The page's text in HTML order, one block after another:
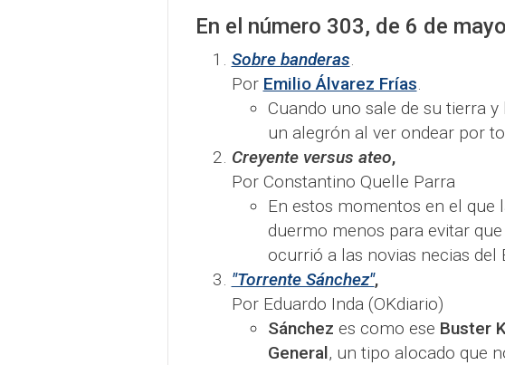
En el número 303, de 6 de mayo
Sobre banderas.
Por Emilio Álvarez Frías.
Cuando uno sale de su tierra
un alegrón al ver ondear por
Creyente versus ateo,
Por Constantino Quelle Parra
En estos momentos en el que
duermo menos para evitar
ocurrió a las novias necias del
"Torrente Sánchez",
Por Eduardo Inda (OKdiario)
Sánchez es como ese Buster
General, un tipo alocado que